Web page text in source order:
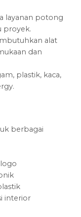
layanan potong
proyek.
alat
dan
plastik, kaca,
berbagai
interior